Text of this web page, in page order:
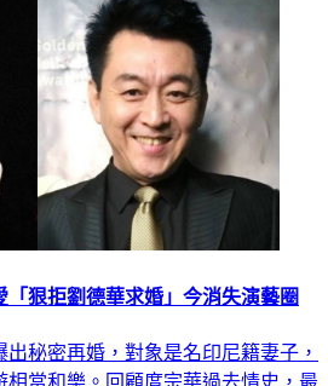
「狠拒劉德華求婚」今消失演藝圈
秘密再婚，對象是名印尼籍妻子，
相當和樂。回顧庹宗華過去情史，最